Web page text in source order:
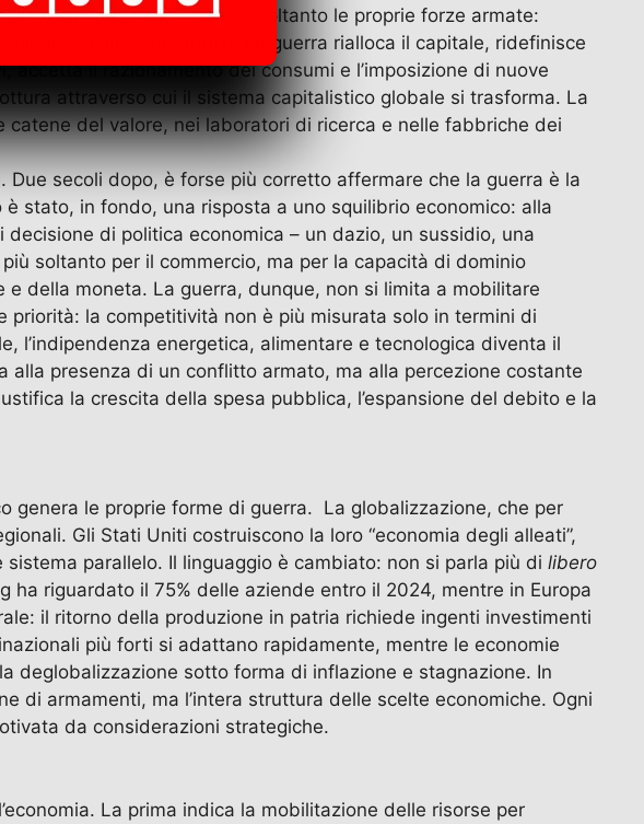
un Paese non mobilita soltanto le proprie forze armate:
e i flussi produttivi. La guerra rialloca il capitale, ridefinisce
il razionamento dei consumi e l’imposizione di nuove
attraverso cui il sistema capitalistico globale si trasforma. La
del valore, nei laboratori di ricerca e nelle fabbriche dei
secoli dopo, è forse più corretto affermare che la guerra è la
stato, in fondo, una risposta a uno squilibrio economico: alla
di politica economica – un dazio, un sussidio, una
soltanto per il commercio, ma per la capacità di dominio
della moneta. La guerra, dunque, non si limita a mobilitare
la competitività non è più misurata solo in termini di
energetica, alimentare e tecnologica diventa il
alla presenza di un conflitto armato, ma alla percezione costante
la crescita della spesa pubblica, l’espansione del debito e la
genera le proprie forme di guerra. La globalizzazione, che per
Gli Stati Uniti costruiscono la loro “economia degli alleati”,
parallelo. Il linguaggio è cambiato: non si parla più di libero
ha riguardato il 75% delle aziende entro il 2024, mentre in Europa
il ritorno della produzione in patria richiede ingenti investimenti
più forti si adattano rapidamente, mentre le economie
deglobalizzazione sotto forma di inflazione e stagnazione. In
di armamenti, ma l’intera struttura delle scelte economiche. Ogni
da considerazioni strategiche.
La prima indica la mobilitazione delle risorse per